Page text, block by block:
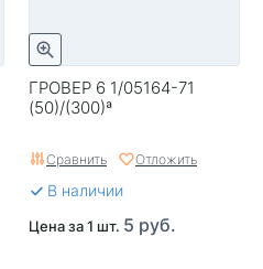
ГРОВЕР 6 1/05164-71
(50)/(300)ª
Сравнить Отложить
В наличии
Цена за 1 шт. 5 руб.